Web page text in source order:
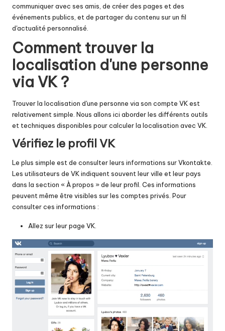
communiquer avec ses amis, de créer des pages et des
événements publics, et de partager du contenu sur un fil
d'actualité personnalisé.
Comment trouver la
localisation d'une personne
via VK ?
Trouver la localisation d'une personne via son compte VK est
relativement simple. Nous allons ici aborder les différents outils
et techniques disponibles pour calculer la localisation avec VK.
Vérifiez le profil VK
Le plus simple est de consulter leurs informations sur Vkontakte.
Les utilisateurs de VK indiquent souvent leur ville et leur pays
dans la section « À propos » de leur profil. Ces informations
peuvent même être visibles sur les comptes privés. Pour
consulter ces informations :
Allez sur leur page VK.